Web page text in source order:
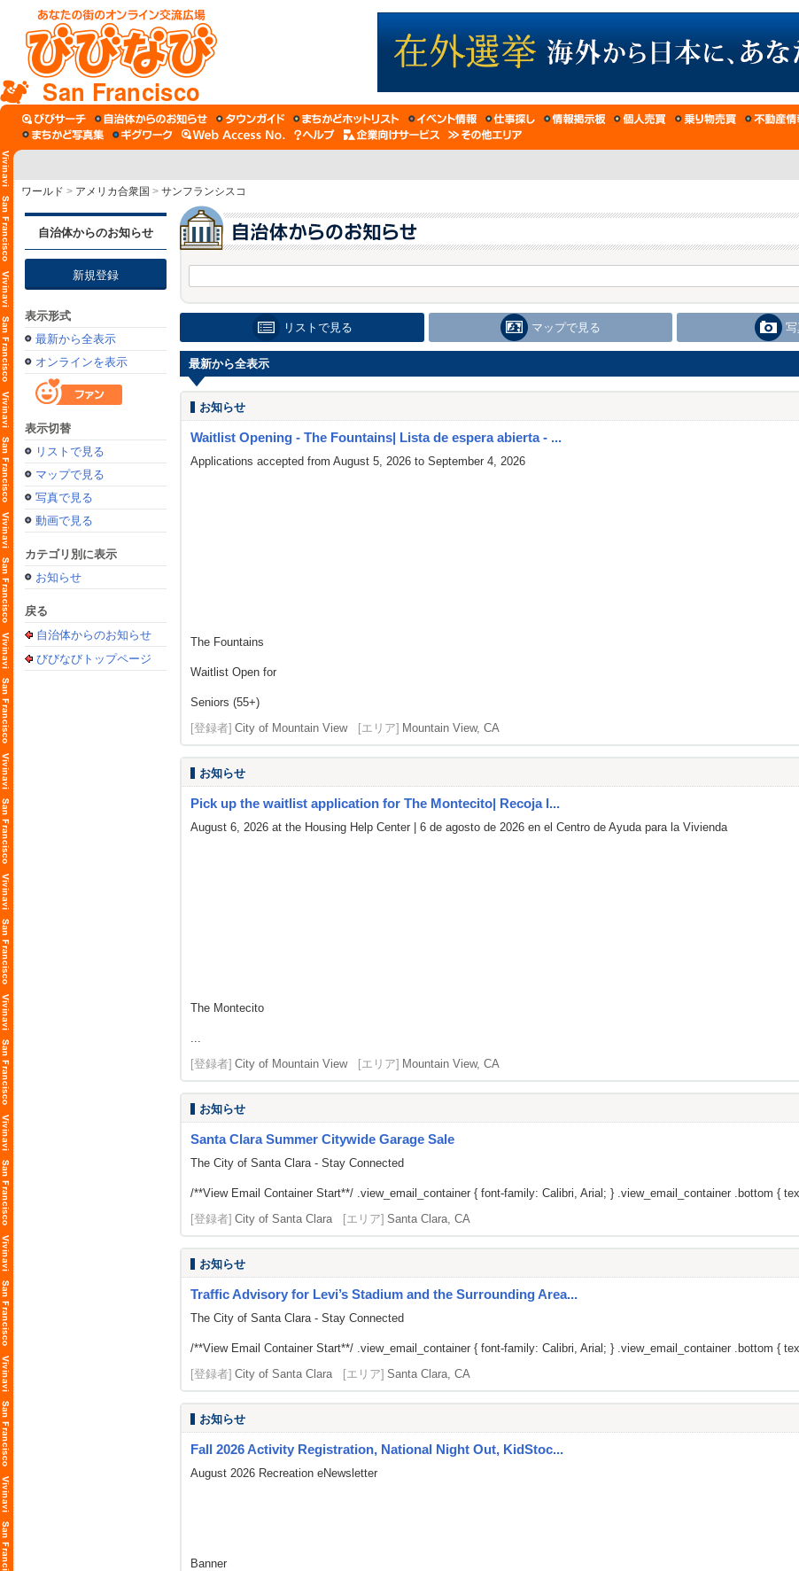
San Francisco
ワールド > アメリカ合衆国 > サンフランシスコ
自治体からのお知らせ
新規登録
表示形式
最新から全表示
オンラインを表示
表示切替
リストで見る
マップで見る
写真で見る
動画で見る
カテゴリ別に表示
お知らせ
戻る
自治体からのお知らせ
びびなびトップページ
リストで見る マップで見る
最新から全表示
お知らせ
Waitlist Opening - The Fountains| Lista de espera abierta - ...
Applications accepted from August 5, 2026 to September 4, 2026
The Fountains
Waitlist Open for
Seniors (55+)
[登録者] City of Mountain View [エリア] Mountain View, CA
お知らせ
Pick up the waitlist application for The Montecito| Recoja l...
August 6, 2026 at the Housing Help Center | 6 de agosto de 2026 en el Centro de Ayuda para la Vivienda
The Montecito
...
[登録者] City of Mountain View [エリア] Mountain View, CA
お知らせ
Santa Clara Summer Citywide Garage Sale
The City of Santa Clara - Stay Connected
/**View Email Container Start**/ .view_email_container { font-family: Calibri, Arial; } .view_email_container .bottom {
[登録者] City of Santa Clara [エリア] Santa Clara, CA
お知らせ
Traffic Advisory for Levi’s Stadium and the Surrounding Area...
The City of Santa Clara - Stay Connected
/**View Email Container Start**/ .view_email_container { font-family: Calibri, Arial; } .view_email_container .bottom {
[登録者] City of Santa Clara [エリア] Santa Clara, CA
お知らせ
Fall 2026 Activity Registration, National Night Out, KidStoc...
August 2026 Recreation eNewsletter
Banner